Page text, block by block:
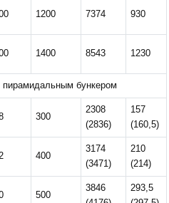
1200 7374 930
1400 8543 1230
пирамидальным бункером
300
2308
(2836)
157
(160,5)
400
3174
(3471)
210
(214)
500
3846
293,5